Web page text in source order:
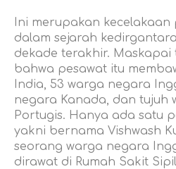
Ini merupakan
dalam sejarah
dekade terakhir.
bahwa pesawat itu
India, 53 warga negara
negara Kanada, dan tujuh
Portugis. Hanya ada satu
yakni bernama Vishwash
seorang warga negara
dirawat di Rumah Sakit